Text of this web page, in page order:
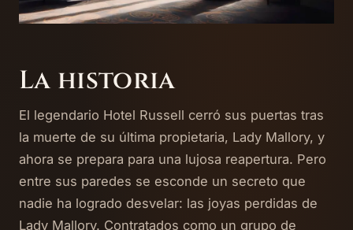
La historia
El legendario Hotel Russell cerró sus puertas tras
la muerte de su última propietaria, Lady Mallory, y
ahora se prepara para una lujosa reapertura. Pero
entre sus paredes se esconde un secreto que
nadie ha logrado desvelar: las joyas perdidas de
Lady Mallory. Contratados como un grupo de